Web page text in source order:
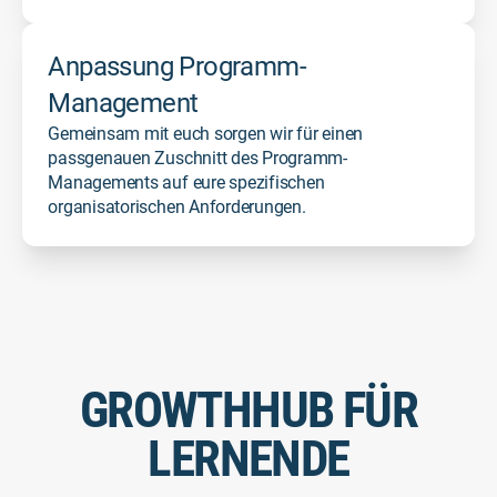
Anpassung Programm-
Management
Gemeinsam mit euch sorgen wir für einen
passgenauen Zuschnitt des Programm-
Managements auf eure spezifischen
organisatorischen Anforderungen.
GROWTHHUB FÜR
LERNENDE